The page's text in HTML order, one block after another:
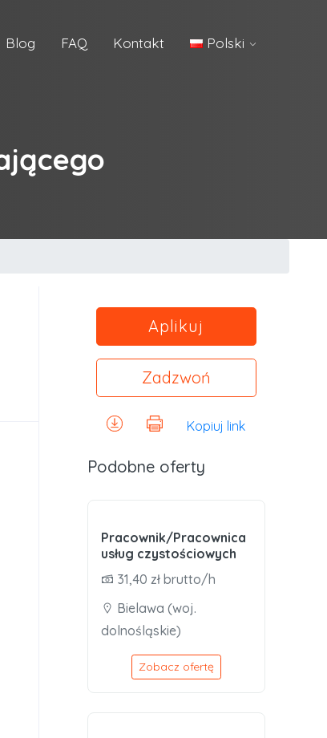
Blog FAQ Kontakt Polski
Aplikuj
Zadzwoń
Kopiuj link
Podobne oferty
Pracownik/Pracownica
usług czystościowych
31,40 zł brutto/h
Bielawa (woj.
dolnośląskie)
Zobacz ofertę